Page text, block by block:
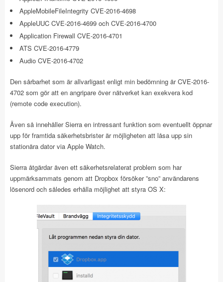
AppleMobileFileIntegrity CVE-2016-4698
AppleUUC CVE-2016-4699 och CVE-2016-4700
Application Firewall CVE-2016-4701
ATS CVE-2016-4779
Audio CVE-2016-4702
Den sårbarhet som är allvarligast enligt min bedömning är CVE-2016-
4702 som gör att en angripare över nätverket kan exekvera kod
(remote code execution).
Även så innehåller Sierra en intressant funktion som eventuellt öppnar
upp för framtida säkerhetsbrister är möjligheten att låsa upp sin
stationära dator via Apple Watch.
Sierra åtgärdar även ett säkerhetsrelaterat problem som har
uppmärksammats genom att Dropbox försöker ”sno” användarens
lösenord och således erhålla möjlighet att styra OS X: